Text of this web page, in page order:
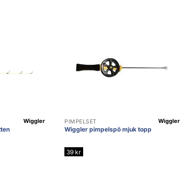
Wiggler PIMPELSET
Wiggler pimpelspö mjuk topp
Wiggler
39 kr